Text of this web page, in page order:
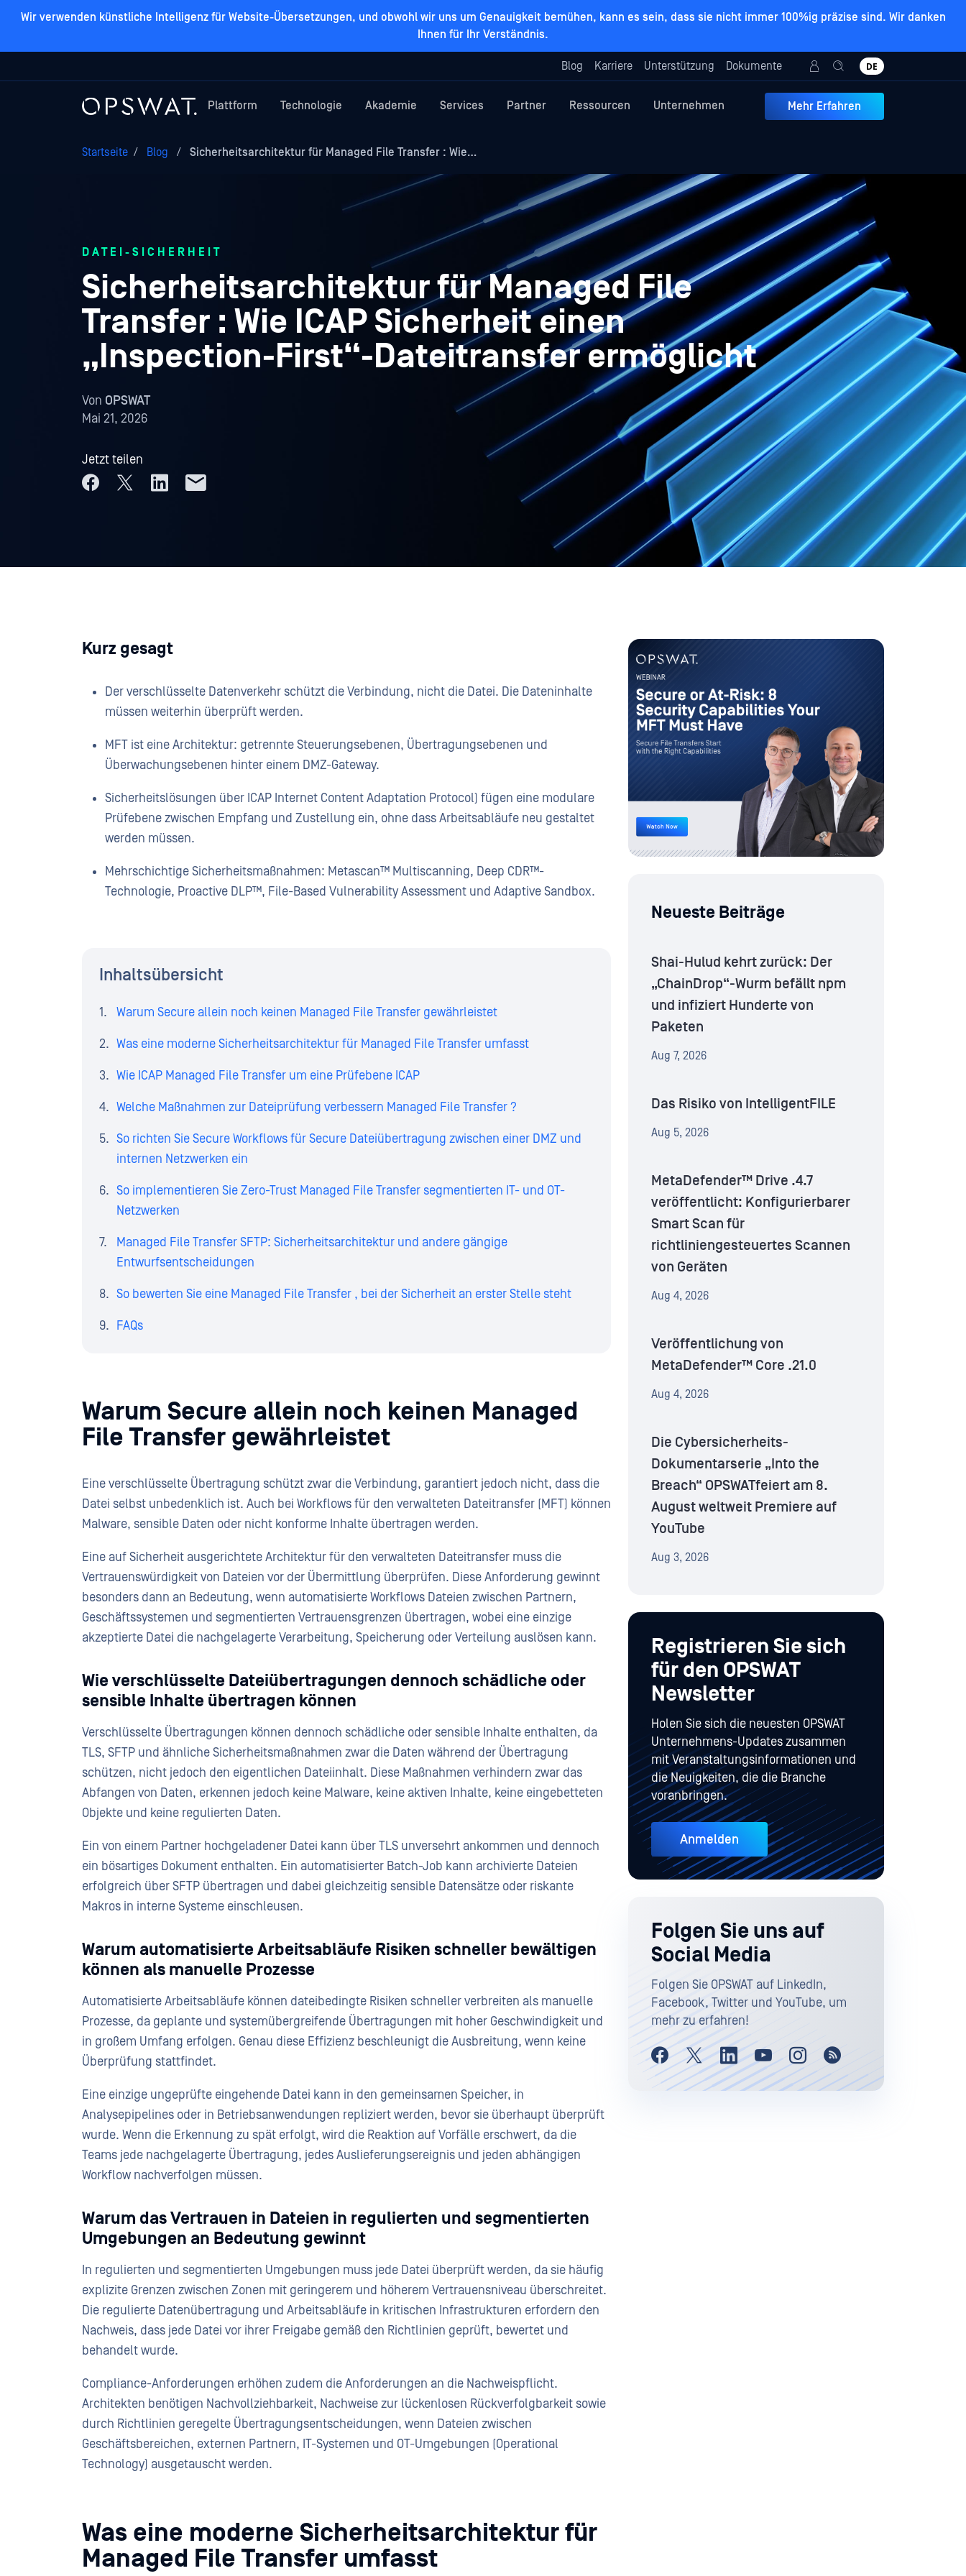
Wir verwenden künstliche Intelligenz für Website-Übersetzungen, und obwohl wir uns um Genauigkeit bemühen, kann es sein, dass sie nicht immer 100%ig präzise sind. Wir danken
Ihnen für Ihr Verständnis.
Blog Karriere Unterstützung Dokumente DE
Plattform Technologie Akademie Services Partner Ressourcen Unternehmen Mehr Erfahren
Startseite / Blog / Sicherheitsarchitektur für Managed File Transfer : Wie…
DATEI-SICHERHEIT
Sicherheitsarchitektur für Managed File
Transfer : Wie ICAP Sicherheit einen
„Inspection-First“-Dateitransfer ermöglicht
Von OPSWAT
Mai 21, 2026
Jetzt teilen
Kurz gesagt
Der verschlüsselte Datenverkehr schützt die Verbindung, nicht die Datei. Die Dateninhalte
müssen weiterhin überprüft werden.
MFT ist eine Architektur: getrennte Steuerungsebenen, Übertragungsebenen und
Überwachungsebenen hinter einem DMZ-Gateway.
Sicherheitslösungen über ICAP Internet Content Adaptation Protocol) fügen eine modulare
Prüfebene zwischen Empfang und Zustellung ein, ohne dass Arbeitsabläufe neu gestaltet
werden müssen.
Mehrschichtige Sicherheitsmaßnahmen: Metascan™ Multiscanning, Deep CDR™-
Technologie, Proactive DLP™, File-Based Vulnerability Assessment und Adaptive Sandbox.
Inhaltsübersicht
Warum Secure allein noch keinen Managed File Transfer gewährleistet
Was eine moderne Sicherheitsarchitektur für Managed File Transfer umfasst
Wie ICAP Managed File Transfer um eine Prüfebene ICAP
Welche Maßnahmen zur Dateiprüfung verbessern Managed File Transfer ?
So richten Sie Secure Workflows für Secure Dateiübertragung zwischen einer DMZ und
internen Netzwerken ein
So implementieren Sie Zero-Trust Managed File Transfer segmentierten IT- und OT-
Netzwerken
Managed File Transfer SFTP: Sicherheitsarchitektur und andere gängige
Entwurfsentscheidungen
So bewerten Sie eine Managed File Transfer , bei der Sicherheit an erster Stelle steht
FAQs
Warum Secure allein noch keinen Managed
File Transfer gewährleistet
Eine verschlüsselte Übertragung schützt zwar die Verbindung, garantiert jedoch nicht, dass die
Datei selbst unbedenklich ist. Auch bei Workflows für den verwalteten Dateitransfer (MFT) können
Malware, sensible Daten oder nicht konforme Inhalte übertragen werden.
Eine auf Sicherheit ausgerichtete Architektur für den verwalteten Dateitransfer muss die
Vertrauenswürdigkeit von Dateien vor der Übermittlung überprüfen. Diese Anforderung gewinnt
besonders dann an Bedeutung, wenn automatisierte Workflows Dateien zwischen Partnern,
Geschäftssystemen und segmentierten Vertrauensgrenzen übertragen, wobei eine einzige
akzeptierte Datei die nachgelagerte Verarbeitung, Speicherung oder Verteilung auslösen kann.
Wie verschlüsselte Dateiübertragungen dennoch schädliche oder
sensible Inhalte übertragen können
Verschlüsselte Übertragungen können dennoch schädliche oder sensible Inhalte enthalten, da
TLS, SFTP und ähnliche Sicherheitsmaßnahmen zwar die Daten während der Übertragung
schützen, nicht jedoch den eigentlichen Dateiinhalt. Diese Maßnahmen verhindern zwar das
Abfangen von Daten, erkennen jedoch keine Malware, keine aktiven Inhalte, keine eingebetteten
Objekte und keine regulierten Daten.
Ein von einem Partner hochgeladener Datei kann über TLS unversehrt ankommen und dennoch
ein bösartiges Dokument enthalten. Ein automatisierter Batch-Job kann archivierte Dateien
erfolgreich über SFTP übertragen und dabei gleichzeitig sensible Datensätze oder riskante
Makros in interne Systeme einschleusen.
Warum automatisierte Arbeitsabläufe Risiken schneller bewältigen
können als manuelle Prozesse
Automatisierte Arbeitsabläufe können dateibedingte Risiken schneller verbreiten als manuelle
Prozesse, da geplante und systemübergreifende Übertragungen mit hoher Geschwindigkeit und
in großem Umfang erfolgen. Genau diese Effizienz beschleunigt die Ausbreitung, wenn keine
Überprüfung stattfindet.
Eine einzige ungeprüfte eingehende Datei kann in den gemeinsamen Speicher, in
Analysepipelines oder in Betriebsanwendungen repliziert werden, bevor sie überhaupt überprüft
wurde. Wenn die Erkennung zu spät erfolgt, wird die Reaktion auf Vorfälle erschwert, da die
Teams jede nachgelagerte Übertragung, jedes Auslieferungsereignis und jeden abhängigen
Workflow nachverfolgen müssen.
Warum das Vertrauen in Dateien in regulierten und segmentierten
Umgebungen an Bedeutung gewinnt
In regulierten und segmentierten Umgebungen muss jede Datei überprüft werden, da sie häufig
explizite Grenzen zwischen Zonen mit geringerem und höherem Vertrauensniveau überschreitet.
Die regulierte Datenübertragung und Arbeitsabläufe in kritischen Infrastrukturen erfordern den
Nachweis, dass jede Datei vor ihrer Freigabe gemäß den Richtlinien geprüft, bewertet und
behandelt wurde.
Compliance-Anforderungen erhöhen zudem die Anforderungen an die Nachweispflicht.
Architekten benötigen Nachvollziehbarkeit, Nachweise zur lückenlosen Rückverfolgbarkeit sowie
durch Richtlinien geregelte Übertragungsentscheidungen, wenn Dateien zwischen
Geschäftsbereichen, externen Partnern, IT-Systemen und OT-Umgebungen (Operational
Technology) ausgetauscht werden.
Was eine moderne Sicherheitsarchitektur für
Managed File Transfer umfasst
Neueste Beiträge
Shai-Hulud kehrt zurück: Der
„ChainDrop“-Wurm befällt npm
und infiziert Hunderte von
Paketen
Aug 7, 2026
Das Risiko von IntelligentFILE
Aug 5, 2026
MetaDefender™ Drive .4.7
veröffentlicht: Konfigurierbarer
Smart Scan für
richtliniengesteuertes Scannen
von Geräten
Aug 4, 2026
Veröffentlichung von
MetaDefender™ Core .21.0
Aug 4, 2026
Die Cybersicherheits-
Dokumentarserie „Into the
Breach“ OPSWATfeiert am 8.
August weltweit Premiere auf
YouTube
Aug 3, 2026
Registrieren Sie sich
für den OPSWAT
Newsletter
Holen Sie sich die neuesten OPSWAT
Unternehmens-Updates zusammen
mit Veranstaltungsinformationen und
die Neuigkeiten, die die Branche
voranbringen.
Anmelden
Folgen Sie uns auf
Social Media
Folgen Sie OPSWAT auf LinkedIn,
Facebook, Twitter und YouTube, um
mehr zu erfahren!